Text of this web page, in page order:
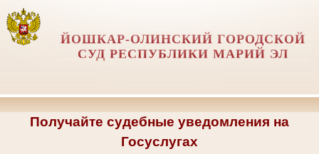
ЙОШКАР-ОЛИНСКИЙ ГОРОДСКОЙ
СУД РЕСПУБЛИКИ МАРИЙ ЭЛ
Получайте судебные уведомления на
Госуслугах